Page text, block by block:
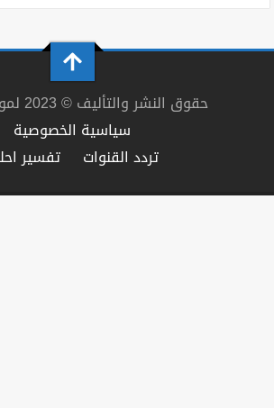
حقوق النشر والتأليف © 2023 لموقع تدوينة
سياسية الخصوصية
تردد القنوات
تفسير